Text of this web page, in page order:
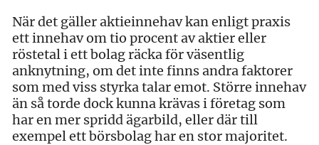
När det gäller aktieinnehav kan enligt praxis
ett innehav om tio procent av aktier eller
röstetal i ett bolag räcka för väsentlig
anknytning, om det inte finns andra faktorer
som med viss styrka talar emot. Större innehav
än så torde dock kunna krävas i företag som
har en mer spridd ägarbild, eller där till
exempel ett börsbolag har en stor majoritet.